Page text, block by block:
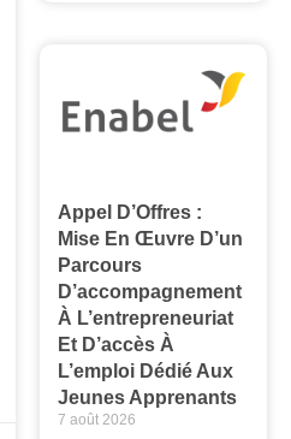
Appel D’Offres :
Mise En Œuvre D’un
Parcours
D’accompagnement
À L’entrepreneuriat
Et D’accès À
L’emploi Dédié Aux
Jeunes Apprenants
7 août 2026